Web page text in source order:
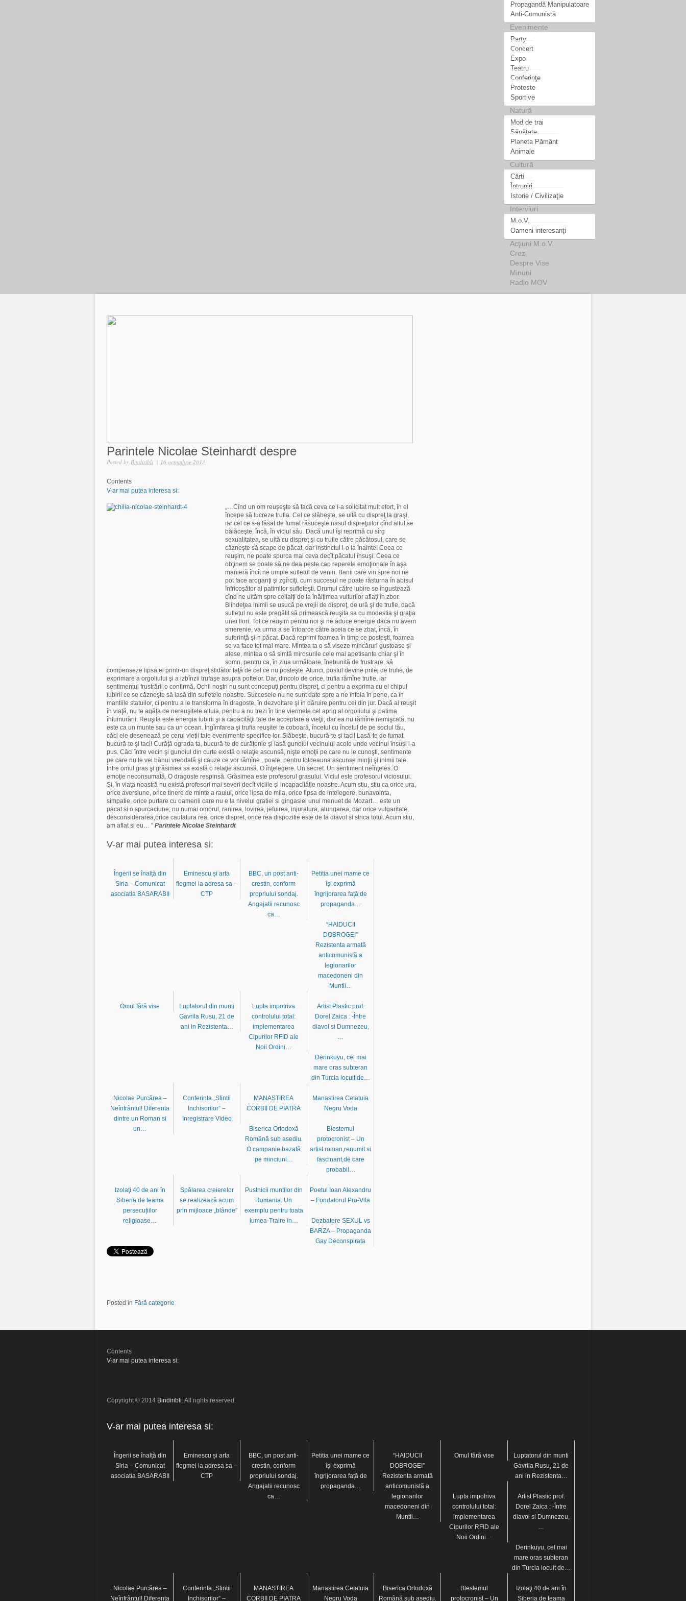
Propagandă Manipulatoare
Anti-Comunistă
Evenimente
Party
Concert
Expo
Teatru
Conferinţe
Proteste
Sportive
Natură
Mod de trai
Sănătate
Planeta Pământ
Animale
Cultură
Cărti
Întruniri
Istorie / Civilizaţie
Interviuri
M.o.V.
Oameni interesanţi
Acţiuni M.o.V.
Crez
Despre Vise
Minuni
Radio MOV
Parintele Nicolae Steinhardt despre
Posted by Bindiribli | 16 octombrie 2013
Contents
V-ar mai putea interesa si:
„…Cînd un om reuşeşte să facă ceva ce i-a solicitat mult efort, în el
începe să lucreze trufia. Cel ce slăbeşte, se uită cu dispreţ la graşi,
iar cel ce s-a lăsat de fumat răsuceşte nasul dispreţuitor cînd altul se
bălăceşte, încă, în viciul său. Dacă unul îşi reprimă cu sîrg
sexualitatea, se uită cu dispreţ şi cu trufie către păcătosul, care se
căzneşte să scape de păcat, dar instinctul i-o ia înainte! Ceea ce
reuşim, ne poate spurca mai ceva decît păcatul însuşi. Ceea ce
obţinem se poate să ne dea peste cap reperele emoţionale în aşa
manieră încît ne umple sufletul de venin. Banii care vin spre noi ne
pot face aroganţi şi zgîrciţi, cum succesul ne poate răsturna în abisul
înfricoşător al patimilor sufleteşti. Drumul către iubire se îngustează
cînd ne uităm spre ceilalţi de la înălţimea vulturilor aflaţi în zbor.
Blîndeţea inimii se usucă pe vrejii de dispreţ, de ură şi de trufie, dacă
sufletul nu este pregătit să primească reuşita sa cu modestia şi graţia
unei flori. Tot ce reuşim pentru noi şi ne aduce energie daca nu avem
smerenie, va urma a se întoarce către aceia ce se zbat, încă, în
suferinţă şi-n păcat. Dacă reprimi foamea în timp ce posteşti, foamea
se va face tot mai mare. Mintea ta o să viseze mîncăruri gustoase şi
alese, mintea o să simtă mirosurile cele mai apetisante chiar şi în
somn, pentru ca, în ziua următoare, înebunită de frustrare, să
compenseze lipsa ei printr-un dispreţ sfidător faţă de cel ce nu posteşte. Atunci, postul devine prilej de trufie, de
exprimare a orgoliului şi a izbînzii trufaşe asupra poftelor. Dar, dincolo de orice, trufia rămîne trufie, iar
sentimentul frustrării o confirmă. Ochii noştri nu sunt concepuţi pentru dispreţ, ci pentru a exprima cu ei chipul
iubirii ce se căzneşte să iasă din sufletele noastre. Succesele nu ne sunt date spre a ne înfoia în pene, ca în
mantiile statuilor, ci pentru a le transforma în dragoste, în dezvoltare şi în dăruire pentru cei din jur. Dacă ai reuşit
în viaţă, nu te agăţa de nereuşitele altuia, pentru a nu trezi în tine viermele cel aprig al orgoliului şi patima
înfumurării. Reuşita este energia iubirii şi a capacităţii tale de acceptare a vieţii, dar ea nu rămîne nemişcată, nu
este ca un munte sau ca un ocean. Îngîmfarea şi trufia reuşitei te coboară, încetul cu încetul de pe soclul tău,
căci ele desenează pe cerul vieţii tale evenimente specifice lor. Slăbeşte, bucură-te şi taci! Lasă-te de fumat,
bucură-te şi taci! Curăţă ograda ta, bucură-te de curăţenie şi lasă gunoiul vecinului acolo unde vecinul însuşi l-a
pus. Căci între vecin şi gunoiul din curte există o relaţie ascunsă, nişte emoţii pe care nu le cunoşti, sentimente
pe care nu le vei bănui vreodată şi cauze ce vor rămîne , poate, pentru totdeauna ascunse minţii şi inimii tale.
Între omul gras şi grăsimea sa există o relaţie ascunsă. O înţelegere. Un secret. Un sentiment neînţeles. O
emoţie neconsumată. O dragoste respinsă. Grăsimea este profesorul grasului. Viciul este profesorul viciosului.
Şi, în viaţa noastră nu există profesori mai severi decît viciile şi incapacităţle noastre. Acum stiu, stiu ca orice ura,
orice aversiune, orice tinere de minte a raului, orice lipsa de mila, orice lipsa de intelegere, bunavointa,
simpatie, orice purtare cu oamenii care nu e la nivelul gratiei si gingasiei unui menuet de Mozart… este un
pacat si o spurcaciune; nu numai omorul, ranirea, lovirea, jefuirea, injuratura, alungarea, dar orice vulgaritate,
desconsiderarea,orice cautatura rea, orice dispret, orice rea dispozitie este de la diavol si strica totul. Acum stiu,
am aflat si eu… ” Parintele Nicolae Steinhardt
V-ar mai putea interesa si:
Îngerii se înalță din
Siria – Comunicat
asociatia BASARABII
Eminescu și arta
flegmei la adresa sa –
CTP
BBC, un post anti-
crestin, conform
propriului sondaj.
Angajatii recunosc
ca…
Petitia unei mame ce
își exprimă
îngrijorarea față de
propaganda…
“HAIDUCII
DOBROGEI”
Rezistenta armatã
anticomunistã a
legionarilor
macedoneni din
Muntii…
Omul fără vise
Luptatorul din munti
Gavrila Rusu, 21 de
ani in Rezistenta…
Lupta impotriva
controlului total:
implementarea
Cipurilor RFID ale
Noii Ordini…
Artist Plastic prof.
Dorel Zaica : -Între
diavol si Dumnezeu,
…
Derinkuyu, cel mai
mare oras subteran
din Turcia locuit de…
Nicolae Purcărea –
Neînfrântul! Diferenta
dintre un Roman si
un…
Conferinta „Sfintii
Inchisorilor” –
Inregistrare Video
MANASTIREA
CORBII DE PIATRA
Manastirea Cetatuia
Negru Voda
Biserica Ortodoxă
Română sub asediu.
O campanie bazată
pe minciuni…
Blestemul
protocronist – Un
artist roman,renumit si
fascinant,de care
probabil…
Izolaţi 40 de ani în
Siberia de teama
persecuțiilor
religioase…
Spălarea creierelor
se realizează acum
prin mijloace „blânde”
Pustnicii muntilor din
Romania: Un
exemplu pentru toata
lumea-Traire in…
Poetul Ioan Alexandru
– Fondatorul Pro-Vita
Dezbatere SEXUL vs
BARZA – Propaganda
Gay Deconspirata
Posted in Fără categorie
Contents
V-ar mai putea interesa si:
Copyright © 2014 Bindiribli. All rights reserved.
V-ar mai putea interesa si:
Îngerii se înalță din
Siria – Comunicat
asociatia BASARABII
Eminescu și arta
flegmei la adresa sa –
CTP
BBC, un post anti-
crestin, conform
propriului sondaj.
Angajatii recunosc
ca…
Petitia unei mame ce
își exprimă
îngrijorarea față de
propaganda…
“HAIDUCII
DOBROGEI”
Rezistenta armatã
anticomunistã a
legionarilor
macedoneni din
Muntii…
Omul fără vise
Luptatorul din munti
Gavrila Rusu, 21 de
ani in Rezistenta…
Lupta impotriva
controlului total:
implementarea
Cipurilor RFID ale
Noii Ordini…
Artist Plastic prof.
Dorel Zaica : -Între
diavol si Dumnezeu,
…
Derinkuyu, cel mai
mare oras subteran
din Turcia locuit de…
Nicolae Purcărea –
Neînfrântul! Diferenta
Conferinta „Sfintii
Inchisorilor” –
MANASTIREA
CORBII DE PIATRA
Manastirea Cetatuia
Negru Voda
Biserica Ortodoxă
Română sub asediu.
Blestemul
protocronist – Un
Izolaţi 40 de ani în
Siberia de teama